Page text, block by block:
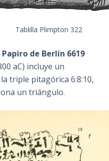
Tablilla Plimpton 322
Papiro de Berlín 6619
aC) incluye un
triple pitagórica 6:8:10,
un triángulo.